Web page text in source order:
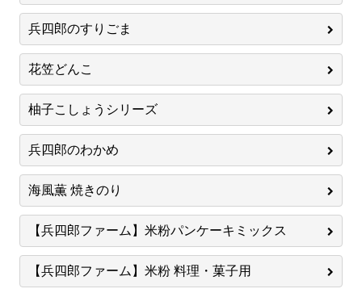
兵四郎のすりごま
花笠どんこ
柚子こしょうシリーズ
兵四郎のわかめ
海風薫 焼きのり
【兵四郎ファーム】米粉パンケーキミックス
【兵四郎ファーム】米粉 料理・菓子用